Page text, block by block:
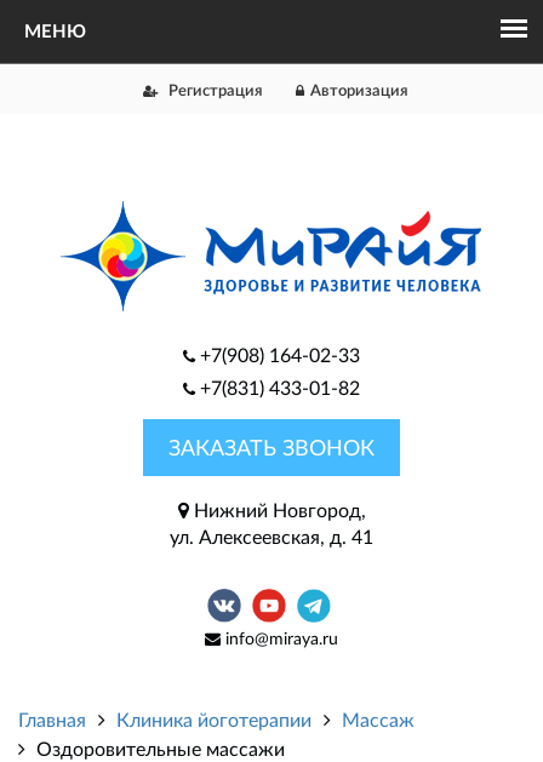
Регистрация Авторизация
+7(908) 164-02-33
+7(831) 433-01-82
ЗАКАЗАТЬ ЗВОНОК
Нижний Новгород,
ул. Алексеевская, д. 41
info@miraya.ru
Главная Клиника йоготерапии
Массаж
Оздоровительные массажи